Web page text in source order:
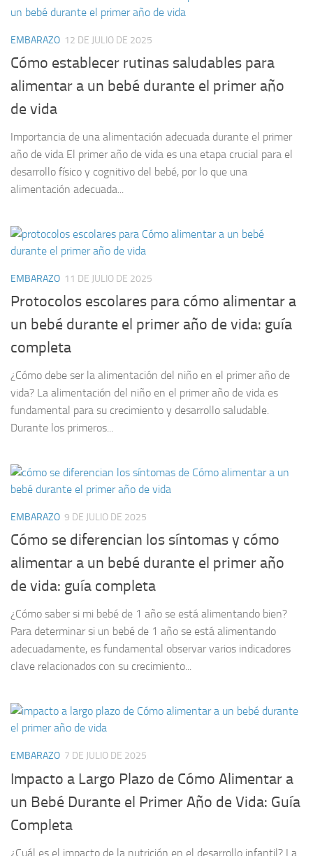
EMBARAZO 12 DE JULIO DE 2025
Cómo establecer rutinas saludables para
alimentar a un bebé durante el primer año
de vida
Importancia de una alimentación adecuada durante el primer
año de vida El primer año de vida es una etapa crucial para el
desarrollo físico y cognitivo del bebé, por lo que una
alimentación adecuada...
EMBARAZO 11 DE JULIO DE 2025
Protocolos escolares para cómo alimentar a
un bebé durante el primer año de vida: guía
completa
¿Cómo debe ser la alimentación del niño en el primer año de
vida? La alimentación del niño en el primer año de vida es
fundamental para su crecimiento y desarrollo saludable.
Durante los primeros...
EMBARAZO 9 DE JULIO DE 2025
Cómo se diferencian los síntomas y cómo
alimentar a un bebé durante el primer año
de vida: guía completa
¿Cómo saber si mi bebé de 1 año se está alimentando bien?
Para determinar si un bebé de 1 año se está alimentando
adecuadamente, es fundamental observar varios indicadores
clave relacionados con su crecimiento...
EMBARAZO 7 DE JULIO DE 2025
Impacto a Largo Plazo de Cómo Alimentar a
un Bebé Durante el Primer Año de Vida: Guía
Completa
¿Cuál es el impacto de la nutrición en el desarrollo infantil? La